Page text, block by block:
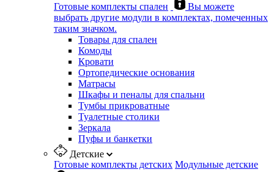
Готовые комплекты спален
Вы можете
выбрать другие модули в комплектах, помеченных
таким значком.
Товары для спален
Комоды
Кровати
Ортопедические основания
Матрасы
Шкафы и пеналы для спальни
Тумбы прикроватные
Туалетные столики
Зеркала
Пуфы и банкетки
Детские
Готовые комплекты детских Модульные детские